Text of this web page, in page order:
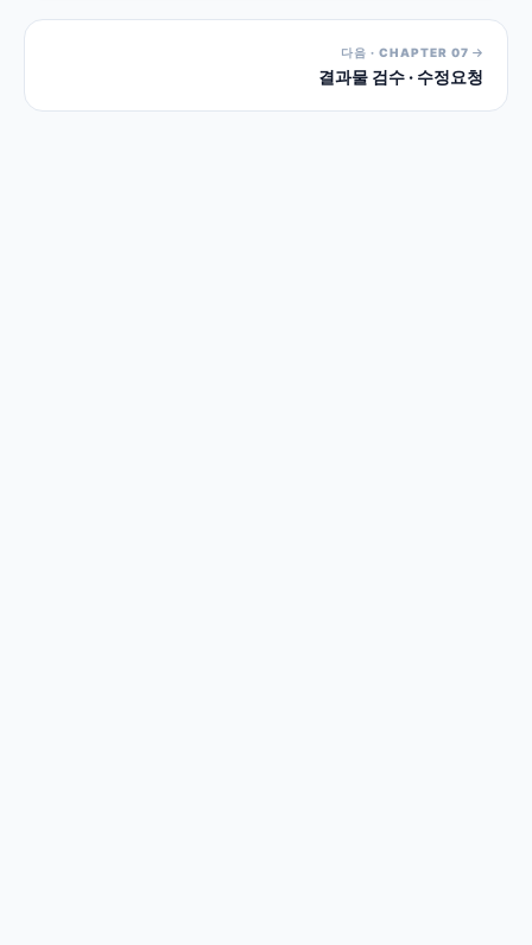
다음 · CHAPTER 07
결과물 검수 · 수정요청